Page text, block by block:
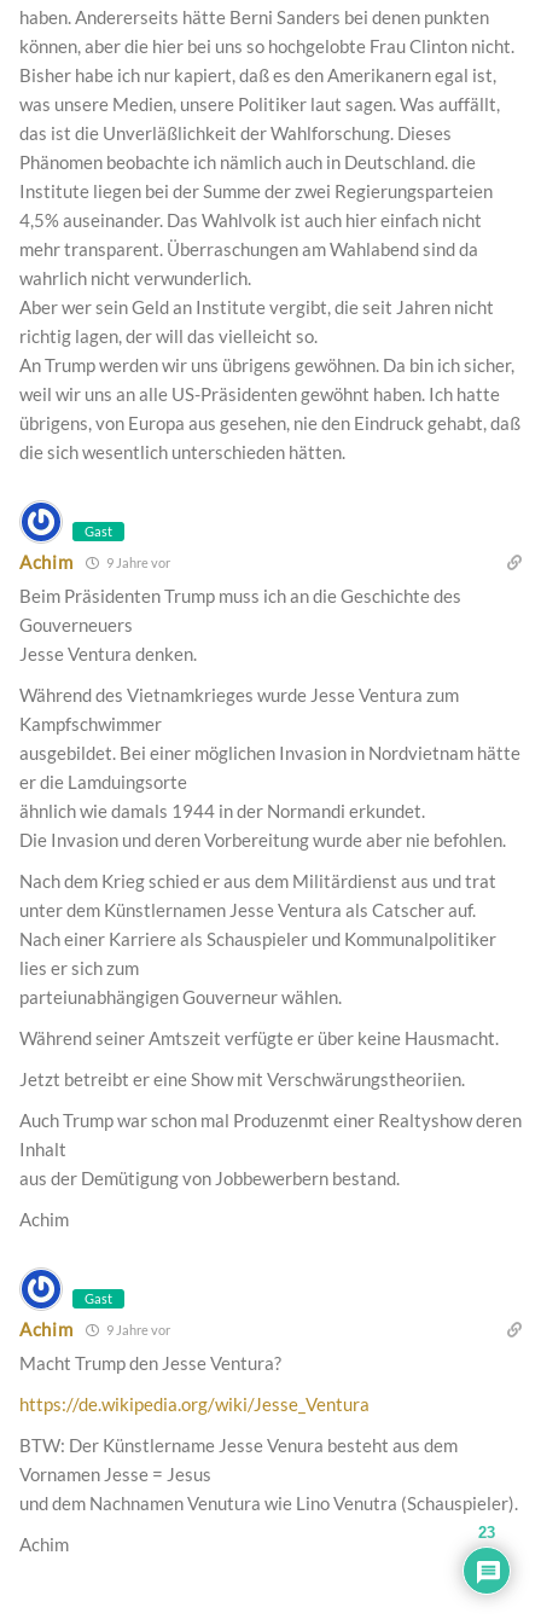
haben. Andererseits hätte Berni Sanders bei denen punkten
können, aber die hier bei uns so hochgelobte Frau Clinton nicht.
Bisher habe ich nur kapiert, daß es den Amerikanern egal ist,
was unsere Medien, unsere Politiker laut sagen. Was auffällt,
das ist die Unverläßlichkeit der Wahlforschung. Dieses
Phänomen beobachte ich nämlich auch in Deutschland. die
Institute liegen bei der Summe der zwei Regierungsparteien
4,5% auseinander. Das Wahlvolk ist auch hier einfach nicht
mehr transparent. Überraschungen am Wahlabend sind da
wahrlich nicht verwunderlich.
Aber wer sein Geld an Institute vergibt, die seit Jahren nicht
richtig lagen, der will das vielleicht so.
An Trump werden wir uns übrigens gewöhnen. Da bin ich sicher,
weil wir uns an alle US-Präsidenten gewöhnt haben. Ich hatte
übrigens, von Europa aus gesehen, nie den Eindruck gehabt, daß
die sich wesentlich unterschieden hätten.
Gast
Achim 9 Jahre vor
Beim Präsidenten Trump muss ich an die Geschichte des
Gouverneuers
Jesse Ventura denken.
Während des Vietnamkrieges wurde Jesse Ventura zum
Kampfschwimmer
ausgebildet. Bei einer möglichen Invasion in Nordvietnam hätte
er die Lamduingsorte
ähnlich wie damals 1944 in der Normandi erkundet.
Die Invasion und deren Vorbereitung wurde aber nie befohlen.
Nach dem Krieg schied er aus dem Militärdienst aus und trat
unter dem Künstlernamen Jesse Ventura als Catscher auf.
Nach einer Karriere als Schauspieler und Kommunalpolitiker
lies er sich zum
parteiunabhängigen Gouverneur wählen.
Während seiner Amtszeit verfügte er über keine Hausmacht.
Jetzt betreibt er eine Show mit Verschwärungstheoriien.
Auch Trump war schon mal Produzenmt einer Realtyshow deren
Inhalt
aus der Demütigung von Jobbewerbern bestand.
Achim
Gast
Achim 9 Jahre vor
Macht Trump den Jesse Ventura?
https://de.wikipedia.org/wiki/Jesse_Ventura
BTW: Der Künstlername Jesse Venura besteht aus dem
Vornamen Jesse = Jesus
und dem Nachnamen Venutura wie Lino Venutra (Schauspieler).
Achim
23